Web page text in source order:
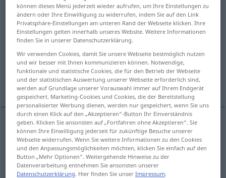
what are you saving for?
what are you thinking of doing?
what are you looking forward to the most?
Beispiele
worauf wartest du (noch)?
whatareyou (still)waitingfor?
können dieses Menü jederzeit wieder aufrufen, um Ihre Einstellungen zu
ändern oder Ihre Einwilligung zu widerrufen, indem Sie auf den Link
Privatsphäre-Einstellungen am unteren Rand der Webseite klicken. Ihre
Einstellungen gelten innerhalb unseres Website. Weitere Informationen
finden Sie in unserer Datenschutzerklärung.
Wir verwenden Cookies, damit Sie unsere Webseite bestmöglich nutzen
und wir besser mit Ihnen kommunizieren können. Notwendige,
funktionale und statistische Cookies, die für den Betrieb der Webseite
und der statistischen Auswertung unserer Webseite erforderlich sind,
werden auf Grundlage unserer Vorauswahl immer auf Ihrem Endgerät
gespeichert. Marketing-Cookies und Cookies, die der Bereitstellung
personalisierter Werbung dienen, werden nur gespeichert, wenn Sie uns
durch einen Klick auf den „Akzeptieren“-Button Ihr Einverständnis
geben. Klicken Sie ansonsten auf „Fortfahren ohne Akzeptieren“. Sie
können Ihre Einwilligung jederzeit für zukünftige Besuche unserer
Webseite widerrufen. Wenn Sie weitere Informationen zu den Cookies
und den Anpassungsmöglichkeiten möchten, klicken Sie einfach auf den
Button „Mehr Optionen“. Weitergehende Hinweise zu der
Datenverarbeitung entnehmen Sie ansonsten unserer
Datenschutzerklärung. Hier finden Sie unserImpressum.